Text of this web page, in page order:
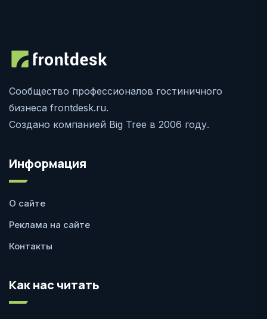
Сообщество профессионалов гостиничного
бизнеса frontdesk.ru.
Создано компанией Big Tree в 2006 году.
Информация
О сайте
Реклама на сайте
Контакты
Как нас читать